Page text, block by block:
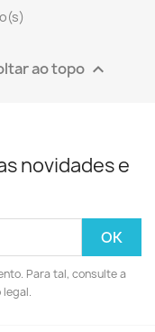
ao topo 
novidades e
Para tal, consulte a